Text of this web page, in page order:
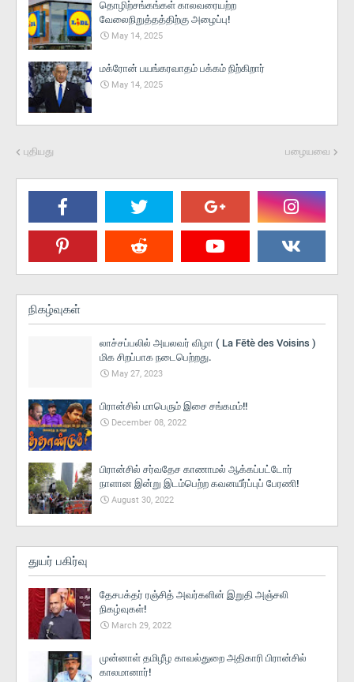
தொழிற்சங்கங்கள் காலவரையற்ற
வேலைநிறுத்தத்திற்கு அழைப்பு!
May 14, 2025
மக்ரோன் பயங்கரவாதம் பக்கம் நிற்கிறார்
May 14, 2025
புதியது பழையவை
நிகழ்வுகள்
லாச்சப்பலில் அயலவர் விழா ( La Fētè des Voisins )
மிக சிறப்பாக நடைபெற்றது.
May 27, 2023
பிரான்சில் மாபெரும் இசை சங்கமம்!!
December 08, 2022
பிரான்சில் சர்வதேச காணாமல் ஆக்கப்பட்டோர்
நாளான இன்று இடம்பெற்ற கவனயீர்ப்புப் பேரணி!
August 30, 2022
துயர் பகிர்வு
தேசபக்தர் ரஞ்சித் அவர்களின் இறுதி அஞ்சலி
நிகழ்வுகள்!
March 29, 2022
முன்னாள் தமிழீழ காவல்துறை அதிகாரி பிரான்சில்
காலமானார்!